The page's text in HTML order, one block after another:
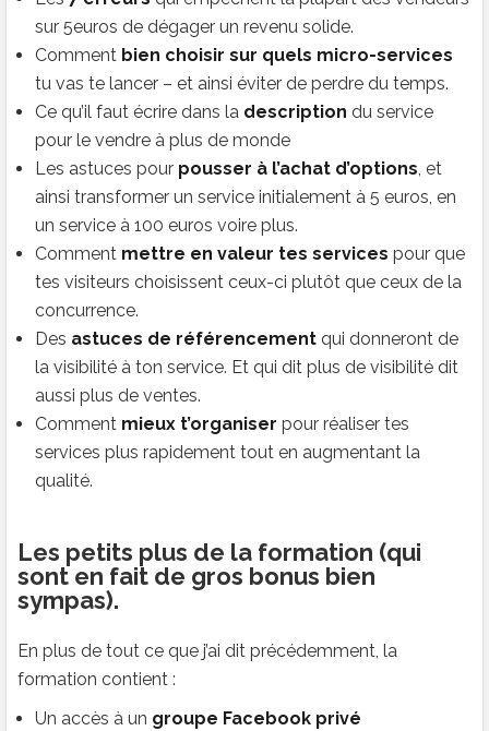
sur 5euros de dégager un revenu solide.
Comment bien choisir sur quels micro-services
tu vas te lancer – et ainsi éviter de perdre du temps.
Ce qu’il faut écrire dans la description du service
pour le vendre à plus de monde
Les astuces pour pousser à l’achat d’options, et
ainsi transformer un service initialement à 5 euros, en
un service à 100 euros voire plus.
Comment mettre en valeur tes services pour que
tes visiteurs choisissent ceux-ci plutôt que ceux de la
concurrence.
Des astuces de référencement qui donneront de
la visibilité à ton service. Et qui dit plus de visibilité dit
aussi plus de ventes.
Comment mieux t’organiser pour réaliser tes
services plus rapidement tout en augmentant la
qualité.
Les petits plus de la formation (qui
sont en fait de gros bonus bien
sympas).
En plus de tout ce que j’ai dit précédemment, la
formation contient :
Un accès à un groupe Facebook privé